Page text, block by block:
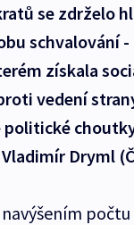
se zdrželo
schvalování
získala
vedení
Dryml